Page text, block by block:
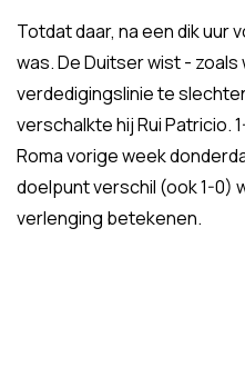
Totdat daar, na een dik uur
was. De Duitser wist -
verdedigingslinie te
verschalkte hij Rui Patricio.
Roma vorige week
doelpunt verschil (ook 1-0)
verlenging betekenen.